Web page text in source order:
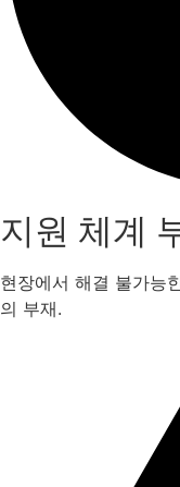
지원 체계
현장에서 해결 불가능
의 부재.